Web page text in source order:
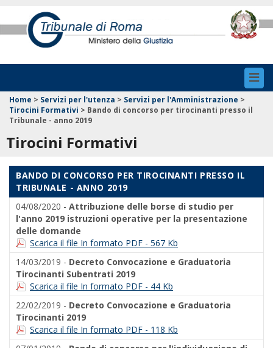
Home > Servizi per l'utenza > Servizi per l'Amministrazione >
Tirocini Formativi > Bando di concorso per tirocinanti presso il
Tribunale - anno 2019
Tirocini Formativi
BANDO DI CONCORSO PER TIROCINANTI PRESSO IL
TRIBUNALE - ANNO 2019
04/08/2020 - Attribuzione delle borse di studio per
l'anno 2019 istruzioni operative per la presentazione
delle domande
Scarica il file In formato PDF - 567 Kb
14/03/2019 - Decreto Convocazione e Graduatoria
Tirocinanti Subentrati 2019
Scarica il file In formato PDF - 44 Kb
22/02/2019 - Decreto Convocazione e Graduatoria
Tirocinanti 2019
Scarica il file In formato PDF - 118 Kb